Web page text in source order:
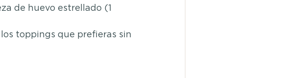
de huevo estrellado (1
toppings que prefieras sin